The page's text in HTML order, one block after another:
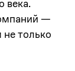
века.
—
только